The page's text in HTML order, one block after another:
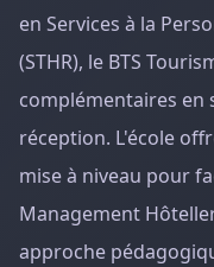
en Services à la
(STHR), le BTS
complémentaires en
réception. L'école
mise à niveau pour
Management
approche